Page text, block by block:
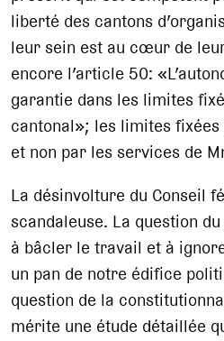
liberté des cantons
leur sein est au cœur de
encore l’article 50:
garantie dans les limites
cantonal»; les limites
et non par les services de
La désinvolture du Conseil
scandaleuse. La question
à bâcler le travail et à
un pan de notre édifice
question de la
mérite une étude détaillée